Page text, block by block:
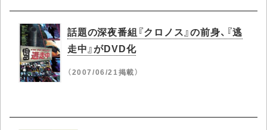
話題の深夜番組『クロノス』の前身、『逃
走中』がDVD化
（2007/06/21掲載）